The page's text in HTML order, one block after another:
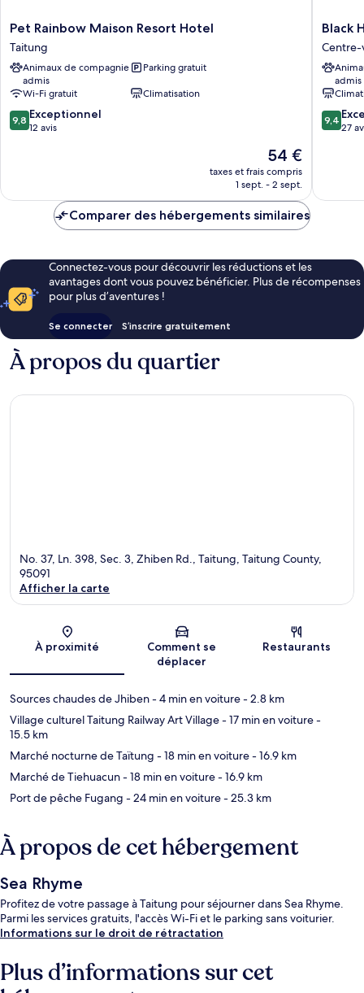
Pet
Rainbow
Maison
Resort
Hotel
Taitung
Pet Rainbow Maison Resort Hotel
Taitung
Animaux de compagnie
admis
Parking gratuit
Wi-Fi gratuit
Climatisation
9.8
sur
9,8 Exceptionnel
12 avis
Le
nouveau
prix
de
54 €
taxes et frais compris
1 sept. - 2 sept.
Black
House
Centre-
ville
Taitung
Black
Centre-
admis
9.4
sur
9,4
27
Comparer des hébergements similaires
Connectez-vous pour découvrir les réductions et les
avantages dont vous pouvez bénéficier. Plus de récompenses
pour plus d’aventures !
Se connecter S’inscrire gratuitement
À propos du quartier
No. 37, Ln. 398, Sec. 3, Zhiben Rd., Taitung, Taitung County,
95091
Afficher la carte
À proximité
Comment se
déplacer
Restaurants
Sources chaudes de Jhiben- 4 min en voiture- 2.8 km
Village culturel Taitung Railway Art Village- 17 min en voiture-
15.5 km
Marché nocturne de Taïtung - 18 min en voiture- 16.9 km
Marché de Tiehuacun- 18 min en voiture- 16.9 km
Port de pêche Fugang - 24 min en voiture- 25.3 km
À propos de cet hébergement
Sea Rhyme
Profitez de votre passage à Taitung pour séjourner dans Sea Rhyme.
Parmi les services gratuits, l'accès Wi-Fi et le parking sans voiturier.
Informations sur le droit de rétractation
Plus d’informations sur cet